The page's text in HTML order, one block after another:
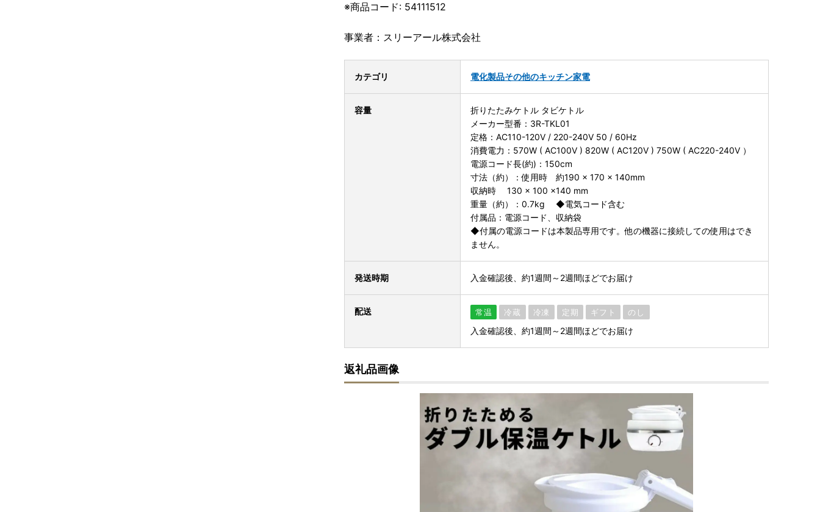
※商品コード: 54111512
事業者：スリーアール株式会社
カテゴリ 電化製品その他のキッチン家電
容量
折りたたみケトル タビケトル
メーカー型番：3R-TKL01
定格：AC110-120V / 220-240V 50 / 60Hz
消費電力：570W ( AC100V ) 820W ( AC120V ) 750W ( AC220-240V ）
電源コード長(約)：150cm
寸法（約）：使用時 約190 × 170 × 140mm
収納時 130 × 100 ×140 mm
重量（約）：0.7kg ◆電気コード含む
付属品：電源コード、収納袋
◆付属の電源コードは本製品専用です。他の機器に接続しての使用はでき
ません。
発送時期 入金確認後、約1週間～2週間ほどでお届け
配送 常温 冷蔵 冷凍 定期 ギフト のし
入金確認後、約1週間～2週間ほどでお届け
返礼品画像